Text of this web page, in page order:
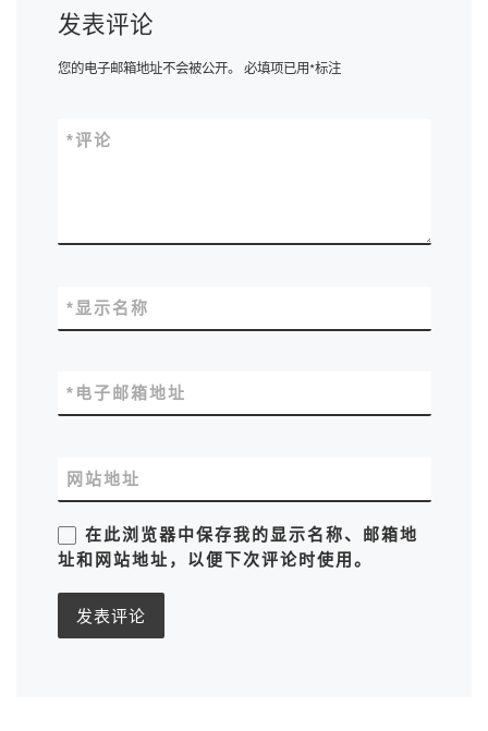
发表评论
您的电子邮箱地址不会被公开。 必填项已用*标注
评论
*
显示名称
*
电子邮箱地址
*
网站地址
在此浏览器中保存我的显示名称、邮箱地
址和网站地址，以便下次评论时使用。